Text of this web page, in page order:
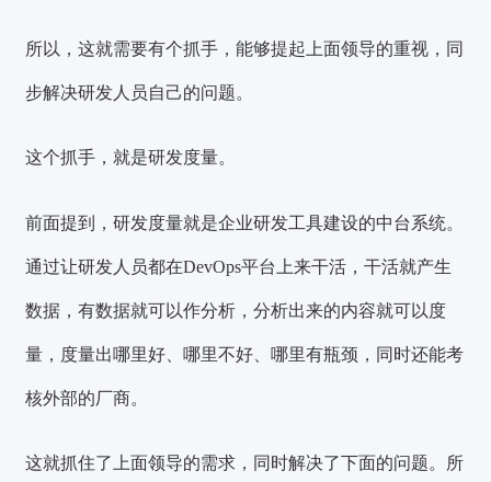
所以，这就需要有个抓手，能够提起上面领导的重视，同
步解决研发人员自己的问题。
这个抓手，就是研发度量。
前面提到，研发度量就是企业研发工具建设的中台系统。
通过让研发人员都在DevOps平台上来干活，干活就产生
数据，有数据就可以作分析，分析出来的内容就可以度
量，度量出哪里好、哪里不好、哪里有瓶颈，同时还能考
核外部的厂商。
这就抓住了上面领导的需求，同时解决了下面的问题。所